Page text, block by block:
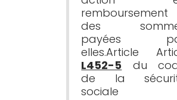
remboursement
des
payées
elles.Article
L452-5 du
de la
sociale